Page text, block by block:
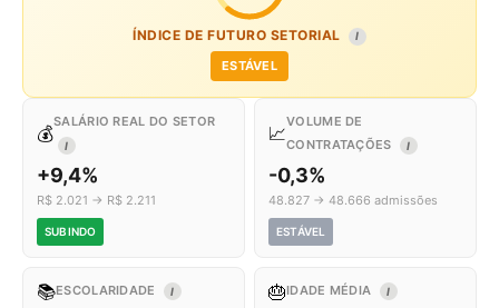
ÍNDICE DE FUTURO SETORIAL I
ESTÁVEL
💰
SALÁRIO REAL DO SETOR
I
+9,4%
R$ 2.021 → R$ 2.211
SUBINDO
📈
VOLUME DE
CONTRATAÇÕES
I
-0,3%
48.827 → 48.666 admissões
ESTÁVEL
📚ESCOLARIDADE I 🎂IDADE MÉDIA I